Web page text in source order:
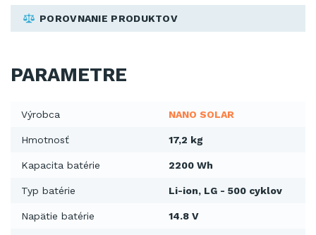
POROVNANIE PRODUKTOV
PARAMETRE
Výrobca NANO SOLAR
Hmotnosť 17,2 kg
Kapacita batérie 2200 Wh
Typ batérie Li-ion, LG - 500 cyklov
Napätie batérie 14.8 V